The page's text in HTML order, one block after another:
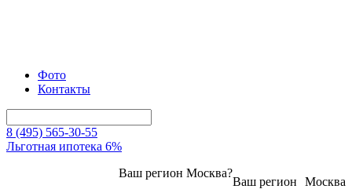
Фото
Контакты
8 (495) 565-30-55
Льготная ипотека 6%
Москва
Ваш регион
Ваш регион Москва?